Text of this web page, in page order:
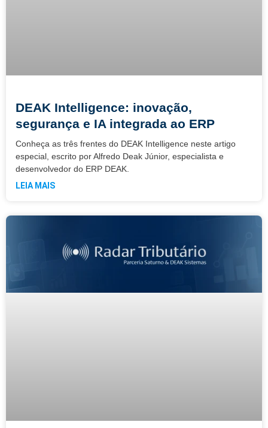
DEAK Intelligence: inovação,
segurança e IA integrada ao ERP
Conheça as três frentes do DEAK Intelligence neste artigo
especial, escrito por Alfredo Deak Júnior, especialista e
desenvolvedor do ERP DEAK.
LEIA MAIS